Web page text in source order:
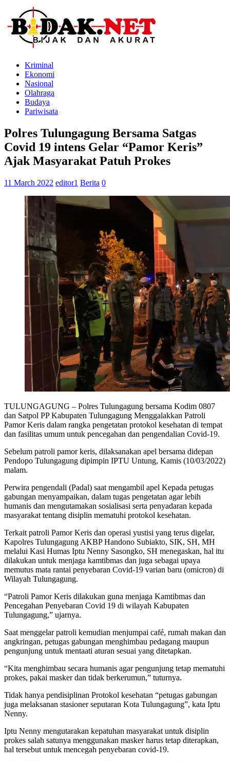
Kriminal
Ekonomi
Nasional
Olahraga
Budaya
Pariwisata
Polres Tulungagung Bersama Satgas
Covid 19 intens Gelar “Pamor Keris”
Ajak Masyarakat Patuh Prokes
11 March 2022 editor1 Berita 0
TULUNGAGUNG – Polres Tulungagung bersama Kodim 0807
dan Satpol PP Kabupaten Tulungagung Menggalakkan Patroli
Pamor Keris dalam rangka pengetatan protokol kesehatan di tempat
dan fasilitas umum untuk pencegahan dan pengendalian Covid-19.
Sebelum patroli pamor keris, dilaksanakan apel bersama didepan
Pendopo Tulungagung dipimpin IPTU Untung, Kamis (10/03/2022)
malam.
Perwira pengendali (Padal) saat mengambil apel Kepada petugas
gabungan menyampaikan, dalam tugas pengetatan agar lebih
humanis dan mengutamakan sosialisasi serta penyadaran kepada
masyarakat tentang disiplin mematuhi protokol kesehatan.
Terkait patroli Pamor Keris dan operasi yustisi yang terus digelar,
Kapolres Tulungagung AKBP Handono Subiakto, SIK, SH, MH
melalui Kasi Humas Iptu Nenny Sasongko, SH menegaskan, hal itu
dilakukan untuk menjaga kamtibmas dan juga sebagai upaya
memutus mata rantai penyebaran Covid-19 varian baru (omicron) di
Wilayah Tulungagung.
“Patroli Pamor Keris dilakukan guna menjaga Kamtibmas dan
Pencegahan Penyebaran Covid 19 di wilayah Kabupaten
Tulungagung,” ujarnya.
Saat menggelar patroli kemudian menjumpai café, rumah makan dan
angkringan, petugas gabungan menghimbau pedagang maupun
pengunjung untuk mentaati aturan sesuai yang ditetapkan.
“Kita menghimbau secara humanis agar pengunjung tetap mematuhi
prokes, pakai masker dan tidak berkerumun,” tuturnya.
Tidak hanya pendisiplinan Protokol kesehatan “petugas gabungan
juga melaksanan stasioner seputaran Kota Tulungagung”, kata Iptu
Nenny.
Iptu Nenny mengutarakan kepatuhan masyarakat untuk disiplin
prokes salah satunya menggunakan masker harus tetap diterapkan,
hal tersebut untuk mencegah penyebaran covid-19.